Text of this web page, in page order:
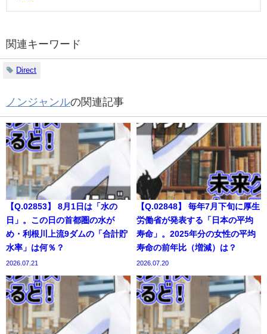
関連キーワード
Direct
ノンジャンルの関連記事
【Q.02853】 8月1日は「水の
日」。この日の首都圏の水が
め・利根川上流9ダムの「合計貯
水率」は何％？
2026.07.21
【Q.02848】 毎年7月下旬に厚生
労働省が発表する「日本の平均
寿命」。2025年分の女性の平均
寿命の前年比（増減）は？
2026.07.20